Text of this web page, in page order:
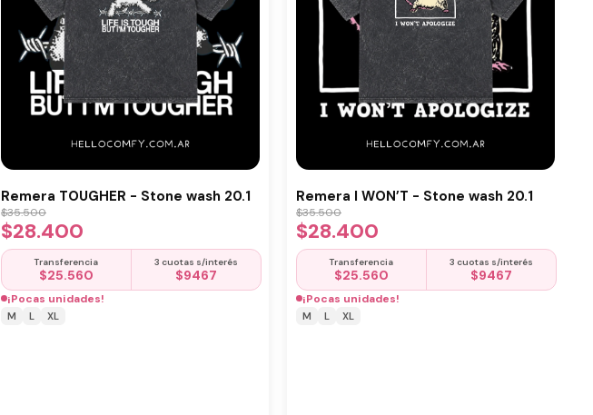
Remera TOUGHER - Stone wash 20.1
$35.500
$28.400
Transferencia
$25.560
3 cuotas s/interés
$9467
¡Pocas unidades!
M L XL
Remera I WON’T - Stone wash 20.1
$35.500
$28.400
Transferencia
$25.560
3 cuotas s/interés
$9467
¡Pocas unidades!
M L XL